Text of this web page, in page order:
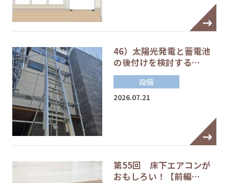
46）太陽光発電と蓄電池
の後付けを検討する…
設備
2026.07.21
第55回 床下エアコンが
おもしろい！【前編…